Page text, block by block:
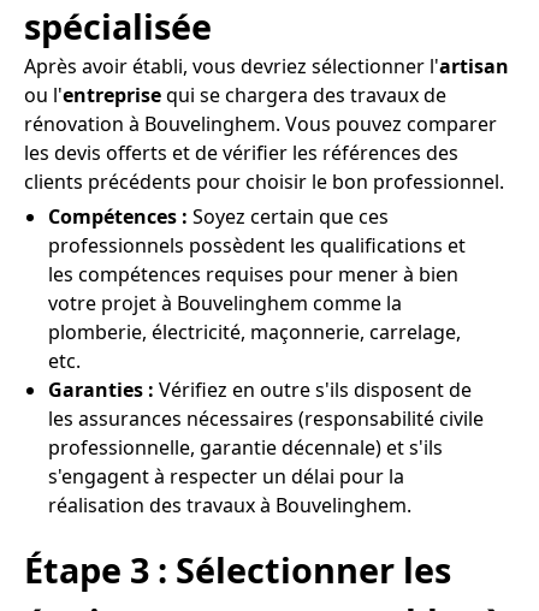
spécialisée
Après avoir établi, vous devriez sélectionner l'artisan
ou l'entreprisequi se chargera des travaux de
rénovation à Bouvelinghem. Vous pouvez comparer
les devis offerts et de vérifier les références des
clients précédents pour choisir le bon professionnel.
Compétences : Soyez certain que ces
professionnels possèdent les qualifications et
les compétences requises pour mener à bien
votre projet à Bouvelinghem comme la
plomberie, électricité, maçonnerie, carrelage,
etc.
Garanties : Vérifiez en outre s'ils disposent de
les assurances nécessaires (responsabilité civile
professionnelle, garantie décennale) et s'ils
s'engagent à respecter un délai pour la
réalisation des travaux à Bouvelinghem.
Étape 3 : Sélectionner les